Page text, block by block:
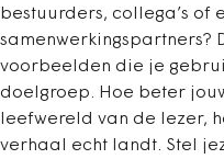
bestuurders, collega’s of
samenwerkingspartners?
voorbeelden die je
doelgroep. Hoe beter
leefwereld van de lezer,
verhaal echt landt. Stel